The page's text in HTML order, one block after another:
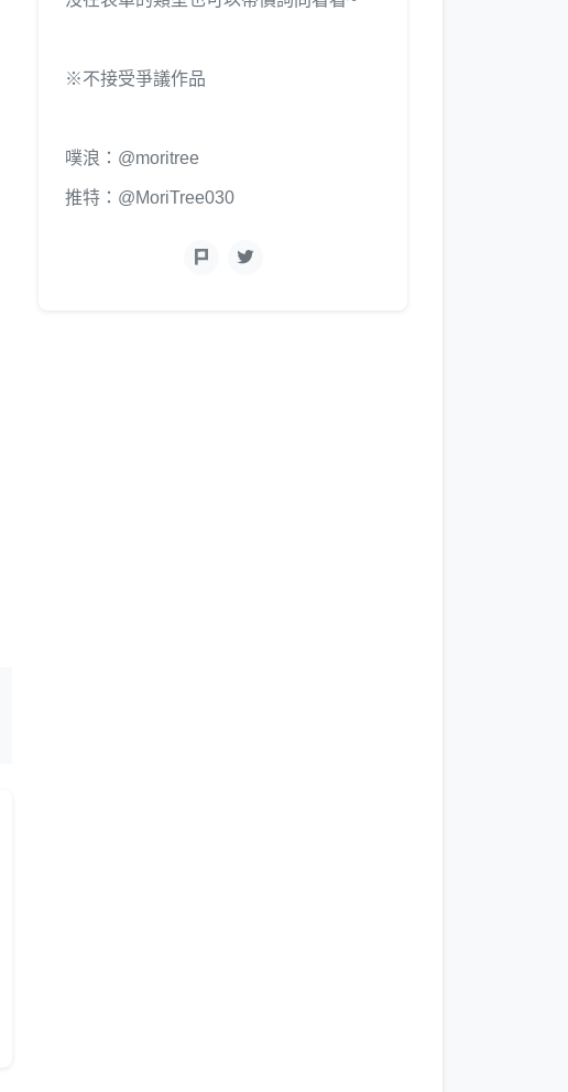
※不接受爭議作品
噗浪：@moritree
推特：@MoriTree030